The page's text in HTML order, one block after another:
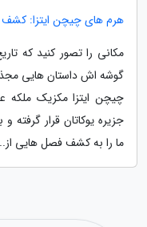
هرم های چیچن ایتزا: کشف
مکانی را تصور کنید که
گوشه اش داستان هایی
چیچن ایتزا مکزیک ملکه
جزیره یوکاتان قرار گرفته
ما را به کشف فصل هایی